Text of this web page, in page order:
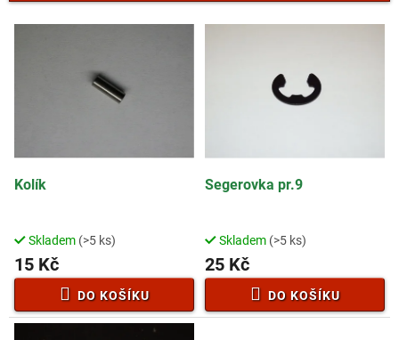
ů
V
o
d
ů
Kolík
Skladem (>5 ks)
15 Kč
DO KOŠÍKU
Segerovka pr.9
Skladem (>5 ks)
25 Kč
DO KOŠÍKU